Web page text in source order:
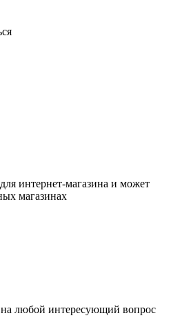
интернет-магазина и может
магазинах
любой интересующий вопрос